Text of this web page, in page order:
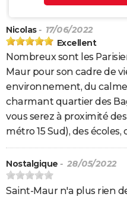
Nicolas- 17/06/2022
Excellent
Nombreux sont les
Maur pour son cadre de
environnement, du
charmant quartier des
vous serez à proximité
métro 15 Sud), des écoles,
Nostalgique - 28/05/2022
Saint-Maur n'a plus rien